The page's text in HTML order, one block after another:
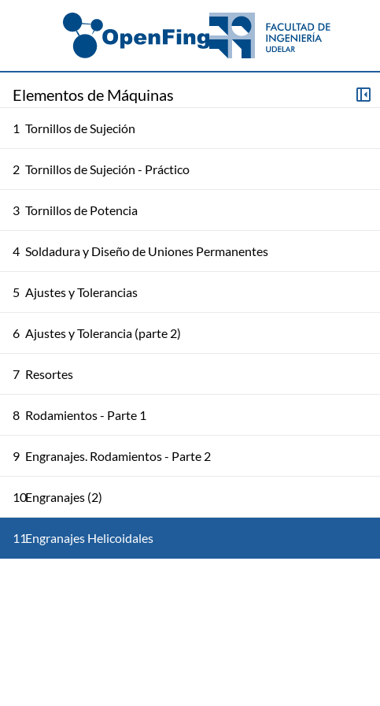
Elementos de Máquinas
1 Tornillos de Sujeción
2 Tornillos de Sujeción - Práctico
3 Tornillos de Potencia
4 Soldadura y Diseño de Uniones Permanentes
5 Ajustes y Tolerancias
6 Ajustes y Tolerancia (parte 2)
7 Resortes
8 Rodamientos - Parte 1
9 Engranajes. Rodamientos - Parte 2
10Engranajes (2)
11Engranajes Helicoidales